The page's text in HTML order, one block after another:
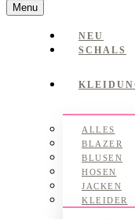
Menu
NEU
SCHALS
ALLES
BLAZER
BLUSEN
HOSEN
JACKEN
KLEIDER